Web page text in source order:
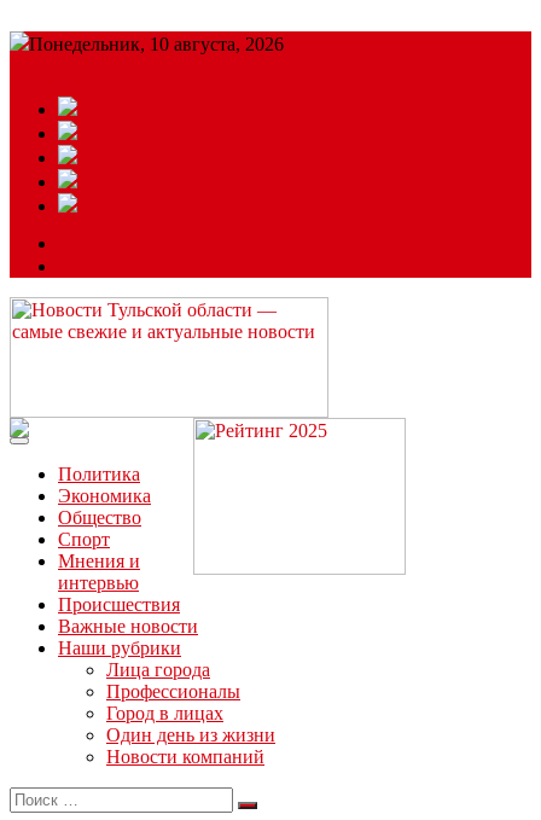
Понедельник, 10 августа, 2026
Читайте последние новости дня в Тульской области на сайте
“ЗаНовомосковск”
Политика
Экономика
Общество
Спорт
Мнения и
интервью
Происшествия
Важные новости
Наши рубрики
Лица города
Профессионалы
Город в лицах
Один день из жизни
Новости компаний